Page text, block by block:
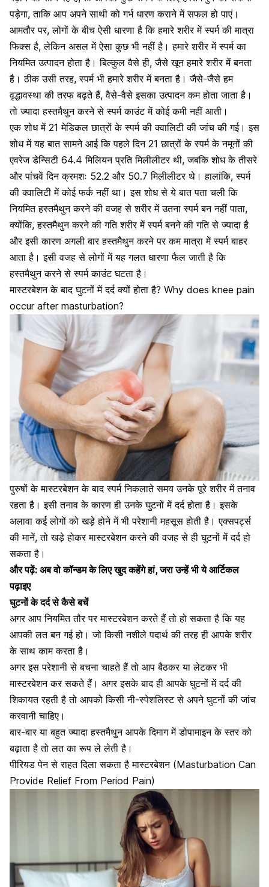
पड़ेगा, ताकि आप अपने साथी कोगर्भ धारण कराने में सफल हो पाएं।
आमतौर पर, लोगों के बीच ऐसी धारणा है कि हमारे शरीर मेंस्पर्मकी मात्रा
फिक्स है, लेकिन असल में ऐसा कुछ भी नहीं है। हमारे शरीर में स्पर्म का
नियमित उत्पादन होता है। बिल्कुल वैसे ही, जैसे खून हमारे शरीर में बनता
है। ठीक उसी तरह, स्पर्म भी हमारेशरीरमें बनता है। जैसे-जैसे हम
वृद्धावस्था की तरफ बढ़ते हैं, वैसे-वैसे इसका उत्पादन कम होता जाता है।
तो ज्यादाहस्तमैथुन करने से स्पर्म काउंट में कोई कमी नहीं आती।
एक शोध में 21 मेडिकल छात्रों केस्पर्म की क्वालिटी की जांच की गई। इस
शोध में यह बात सामने आई कि पहले दिन 21 छात्रों के स्पर्म के नमूनों की
एवरेज डेन्सिटी 64.4 मिलियन प्रति मिलीलीटर थी, जबकि शोध के तीसरे
और पांचवें दिन क्रमशः 52.2 और 50.7 मिलीलीटर थे। हालांकि, स्पर्म
की क्वालिटी में कोई फर्क नहीं था। इस शोध से ये बात पता चली कि
नियमित हस्तमैथुन करने की वजह से शरीर में उतना स्पर्म बन नहीं पाता,
क्योंकि, हस्तमैथुन करने की गति शरीर में स्पर्म बनने की गति से ज्यादा है
और इसी कारण अगली बार हस्तमैथुन करने पर कम मात्रा में स्पर्म बाहर
आता है। इसी वजह से लोगों में यह गलत धारणा फैल जाती है कि
हस्तमैथुन करने से स्पर्म काउंट घटता है।
मास्टरबेशन के बाद घुटनों में दर्द क्यों होता है? Why does knee pain
occur after masturbation?
पुरुषों के मास्टरबेशन के बाद स्पर्म निकलाते समय उनके पूरे शरीर में तनाव
रहता है। इसी तनाव के कारण ही उनकेघुटनों में दर्दहोता है। इसके
अलावा कई लोगों को खड़े होने में भी परेशानी महसूस होती है। एक्सपर्ट्स
की मानें, तो खड़े होकर मास्टरबेशन करने की वजह से ही घुटनों में दर्द हो
सकता है।
और पढ़ें: अब वो कॉन्डम के लिए खुद कहेंगे हां, जरा उन्हें भी ये आर्टिकल
पढ़ाइए
घुटनों के दर्द से कैसे बचें
अगर आपनियमित तौर पर मास्टरबेशन करते हैंतो हो सकता है कि यह
आपकी लत बन गई हो। जो किसी नशीले पदार्थ की तरह ही आपके शरीर
के साथ काम करता है।
अगर इस परेशानी से बचना चाहते हैं तो आप बैठकर या लेटकर भी
मास्टरबेशन कर सकते हैं। अगर इसके बाद ही आपके घुटनों में दर्द की
शिकायत रहती है तो आपको किसी नी-स्पेशलिस्ट से अपने घुटनों की जांच
करवानी चाहिए।
बार-बार या बहुत ज्यादाहस्तमैथुनआपके दिमाग में डोपामाइन के स्तर को
बढ़ाता है तो लत का रूप ले लेती है।
पीरियड पेन से राहत दिला सकता है मास्टरबेशन (Masturbation Can
Provide Relief From Period Pain)